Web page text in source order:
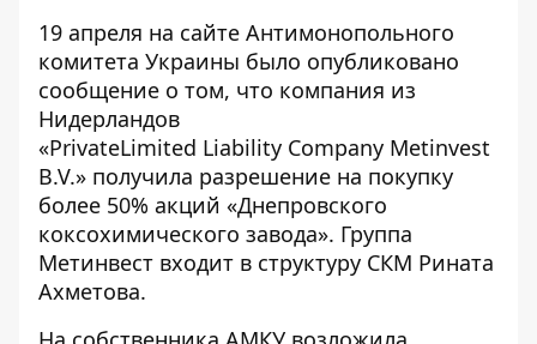
19 апреля на сайте Антимонопольного
комитета Украины было опубликовано
сообщение о том, что компания из
Нидерландов
«PrivateLimited Liability Company Metinvest
B.V.» получила разрешение на покупку
более 50% акций «Днепровского
коксохимического завода». Группа
Метинвест входит в структуру СКМ Рината
Ахметова.